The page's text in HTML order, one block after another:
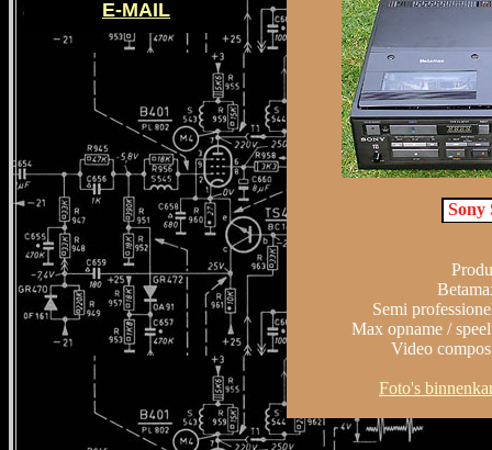
E-MAIL
Sony
Semi
Max opname /
Video
Foto's